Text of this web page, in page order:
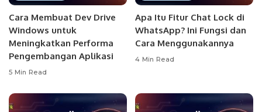
Cara Membuat Dev Drive
Windows untuk
Meningkatkan Performa
Pengembangan Aplikasi
5 Min Read
Apa Itu Fitur Chat Lock di
WhatsApp? Ini Fungsi dan
Cara Menggunakannya
4 Min Read